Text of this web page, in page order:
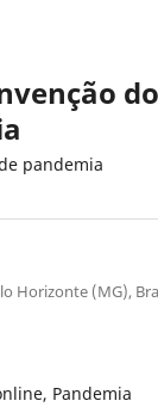
pandemia
Horizonte (MG),
Pandemia